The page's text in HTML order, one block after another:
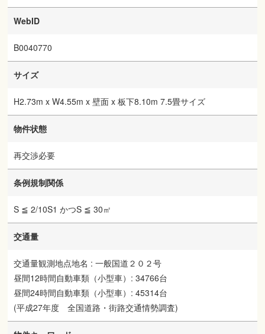
WebID
B0040770
サイズ
H2.73m x W4.55m x 壁面 x 板下8.10m 7.5畳サイズ
物件状態
再交渉必要
条例規制関係
S ≦ 2/10S1 かつS ≦ 30㎡
交通量
交通量観測地点地名 : 一般国道２０２号
昼間12時間自動車類（小型車）: 34766台
昼間24時間自動車類（小型車）: 45314台
(平成27年度 全国道路・街路交通情勢調査)